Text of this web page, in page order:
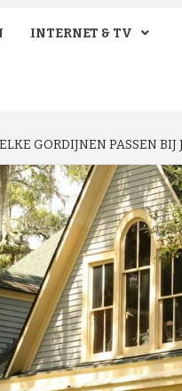
INTERNET & TV
GORDIJNEN PASSEN